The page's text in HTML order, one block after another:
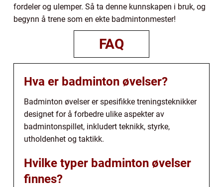
fordeler og ulemper. Så ta denne kunnskapen i bruk, og
begynn å trene som en ekte badmintonmester!
FAQ
Hva er badminton øvelser?
Badminton øvelser er spesifikke treningsteknikker
designet for å forbedre ulike aspekter av
badmintonspillet, inkludert teknikk, styrke,
utholdenhet og taktikk.
Hvilke typer badminton øvelser
finnes?